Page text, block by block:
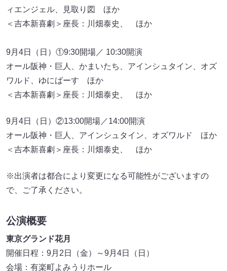
ィエンジェル、見取り図 ほか
＜吉本新喜劇＞座長：川畑泰史、 ほか
9月4日（日）①9:30開場／ 10:30開演
オール阪神・巨人、かまいたち、アインシュタイン、オズ
ワルド、ゆにばーす ほか
＜吉本新喜劇＞座長：川畑泰史、 ほか
9月4日（日）②13:00開場／14:00開演
オール阪神・巨人、アインシュタイン、オズワルド ほか
＜吉本新喜劇＞座長：川畑泰史、 ほか
※出演者は都合により変更になる可能性がございますの
で、ご了承ください。
公演概要
東京グランド花月
開催日程：9月2日（金）～9月4日（日）
会場：有楽町よみうりホール